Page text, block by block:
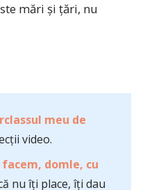
mări și țări, nu
meu de
video.
facem, domle, cu
nu îți place, îți dau